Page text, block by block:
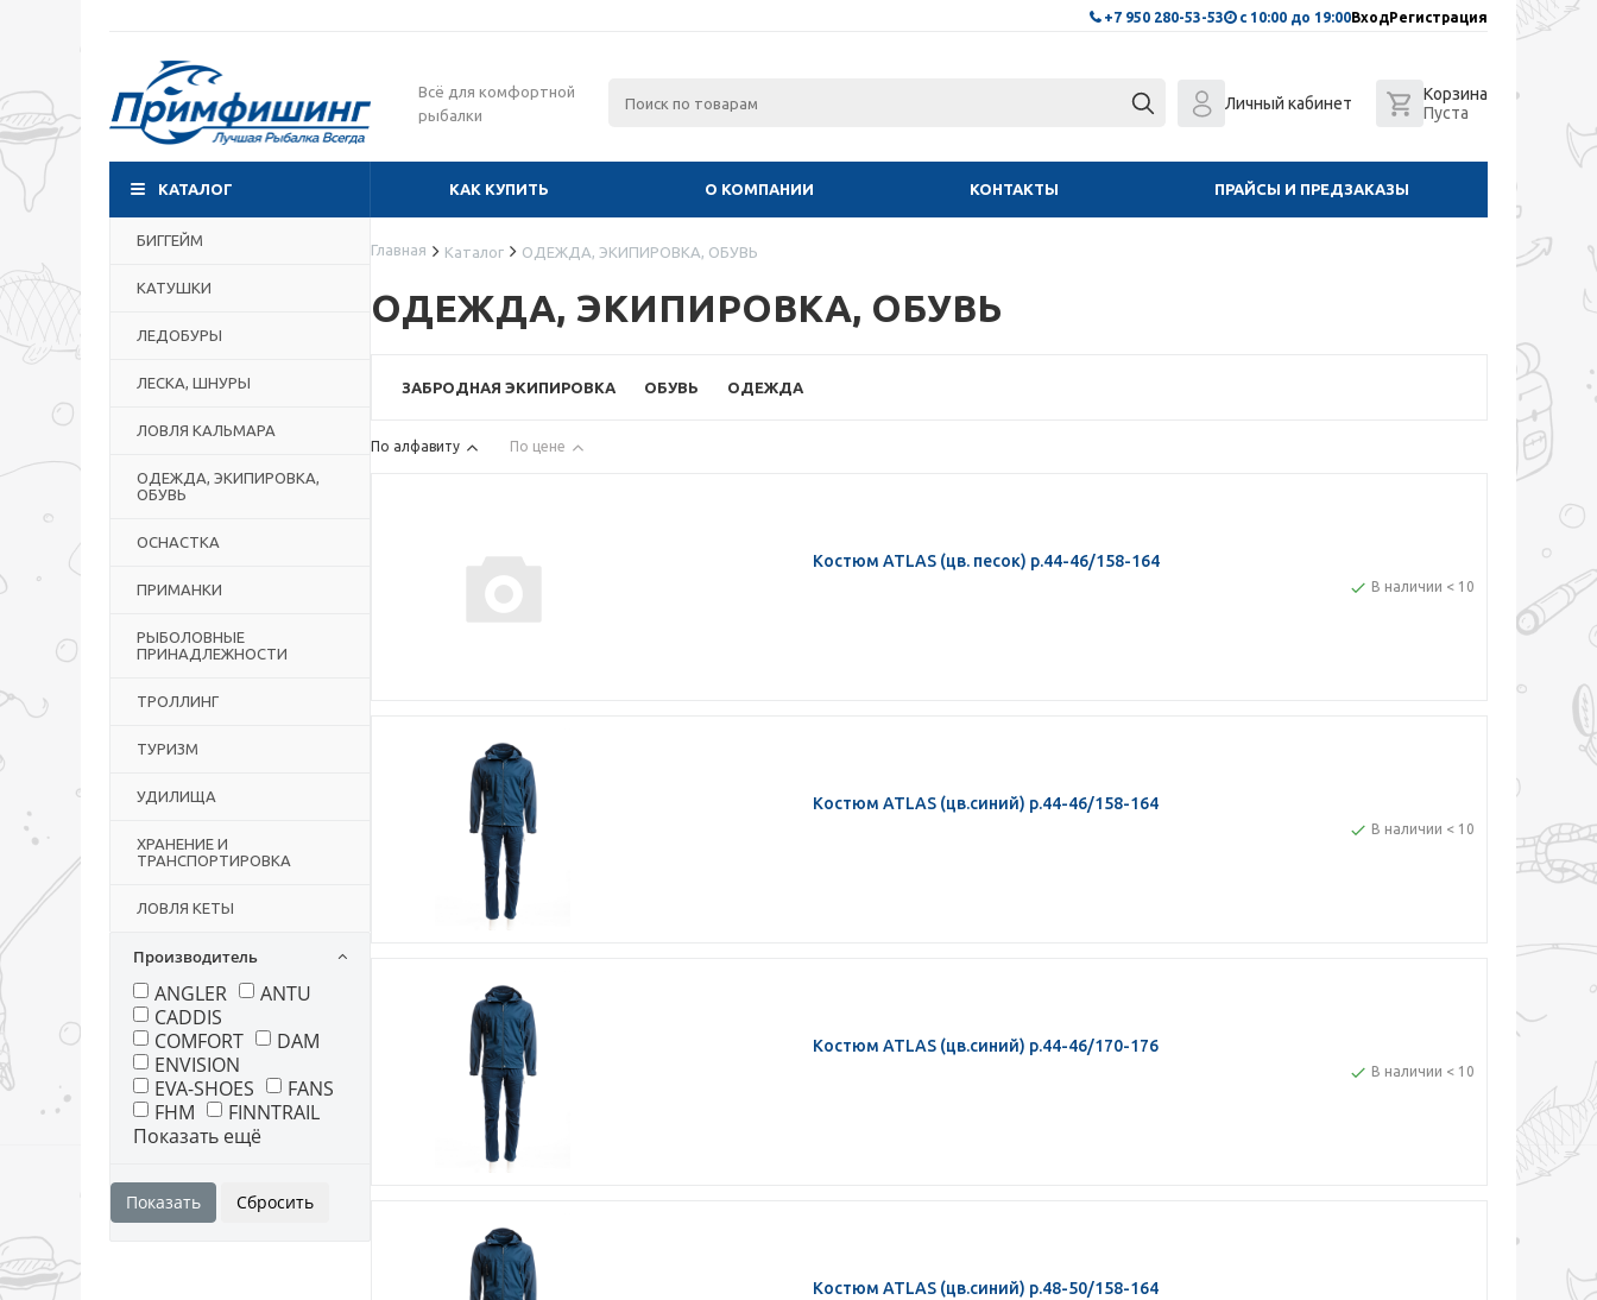
+7 950 280-53-53 с 10:00 до 19:00ВходРегистрация
Всё для комфортной
рыбалки
Личный кабинет
Корзина
Пуста
КАТАЛОГ КАК КУПИТЬ О КОМПАНИИ КОНТАКТЫ ПРАЙСЫ И ПРЕДЗАКАЗЫ
БИГГЕЙМ
КАТУШКИ
ЛЕДОБУРЫ
ЛЕСКА, ШНУРЫ
ЛОВЛЯ КАЛЬМАРА
ОДЕЖДА, ЭКИПИРОВКА,
ОБУВЬ
ОСНАСТКА
ПРИМАНКИ
РЫБОЛОВНЫЕ
ПРИНАДЛЕЖНОСТИ
ТРОЛЛИНГ
ТУРИЗМ
УДИЛИЩА
ХРАНЕНИЕ И
ТРАНСПОРТИРОВКА
ЛОВЛЯ КЕТЫ
Производитель
ANGLER
ANTU
CADDIS
COMFORT
DAM
ENVISION
EVA-SHOES
FANS
FHM
FINNTRAIL
Показать ещё
Главная Каталог ОДЕЖДА, ЭКИПИРОВКА, ОБУВЬ
ОДЕЖДА, ЭКИПИРОВКА, ОБУВЬ
ЗАБРОДНАЯ ЭКИПИРОВКА ОБУВЬ ОДЕЖДА
По алфавиту По цене
Костюм ATLAS (цв. песок) р.44-46/158-164
В наличии < 10
Костюм ATLAS (цв.синий) р.44-46/158-164
В наличии < 10
Костюм ATLAS (цв.синий) р.44-46/170-176
В наличии < 10
Костюм ATLAS (цв.синий) р.48-50/158-164